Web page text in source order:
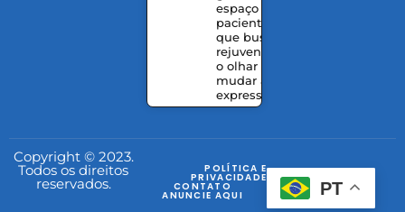
espaço entre
pacientes
que buscam
rejuvenescer
o olhar sem
mudar a
expressão
Copyright © 2023.
Todos os direitos
reservados.
POLÍTICA E
PRIVACIDADE
CONTATO
ANUNCIE AQUI PT